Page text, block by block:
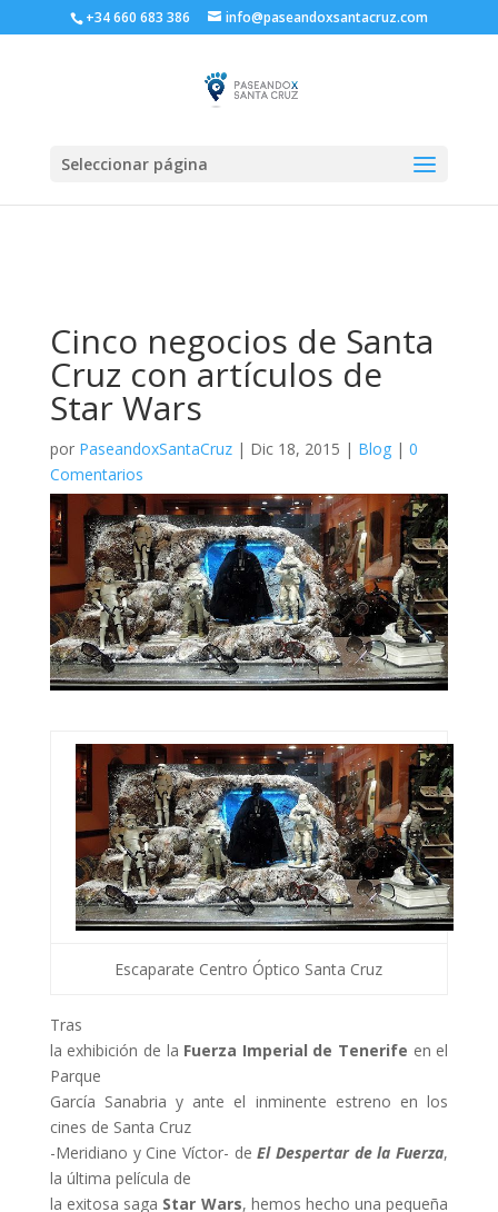
+34 660 683 386 info@paseandoxsantacruz.com
Seleccionar página
Cinco negocios de Santa
Cruz con artículos de
Star Wars
por PaseandoxSantaCruz| Dic 18, 2015 | Blog| 0
Comentarios
Escaparate Centro Óptico Santa Cruz
Tras
la exhibición de la Fuerza Imperial de Tenerife en el
Parque
García Sanabria y ante el inminente estreno en los
cines de Santa Cruz
-Meridiano y Cine Víctor- deEl Despertar de la Fuerza,
la última película de
la exitosa saga Star Wars, hemos hecho una pequeña